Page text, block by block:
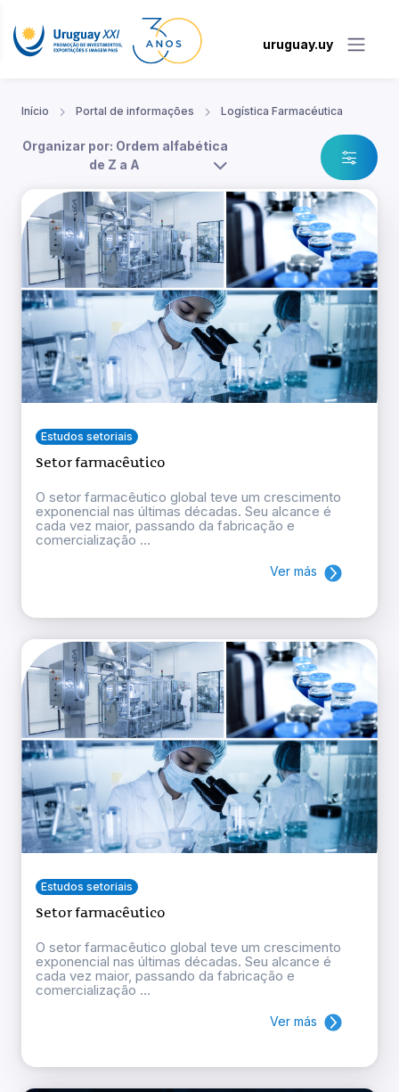
uruguay.uy
Início Portal de informações Logística Farmacéutica
Organizar por: Ordem alfabética
de Z a A
Estudos setoriais
Setor farmacêutico
O setor farmacêutico global teve um crescimento
exponencial nas últimas décadas. Seu alcance é
cada vez maior, passando da fabricação e
comercialização ...
Ver más
Estudos setoriais
Setor farmacêutico
O setor farmacêutico global teve um crescimento
exponencial nas últimas décadas. Seu alcance é
cada vez maior, passando da fabricação e
comercialização ...
Ver más